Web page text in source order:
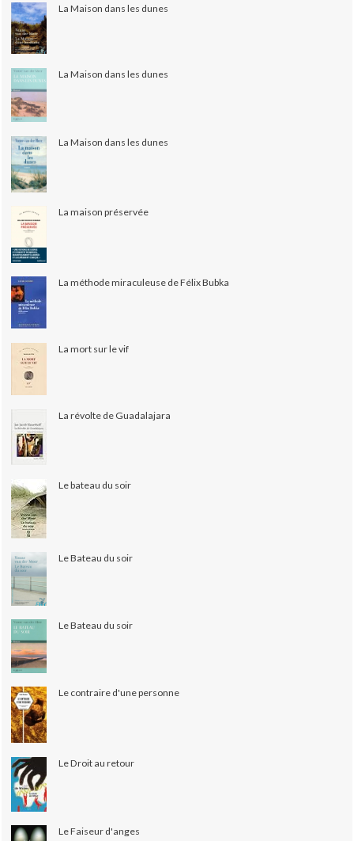
La Maison dans les dunes
La Maison dans les dunes
La Maison dans les dunes
La maison préservée
La méthode miraculeuse de Félix Bubka
La mort sur le vif
La révolte de Guadalajara
Le bateau du soir
Le Bateau du soir
Le Bateau du soir
Le contraire d'une personne
Le Droit au retour
Le Faiseur d'anges